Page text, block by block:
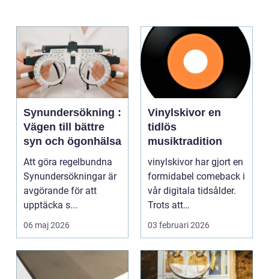
Synundersökning :
Vägen till bättre
syn och ögonhälsa
Att göra regelbundna
Synundersökningar är
avgörande för att
upptäcka s...
06 maj 2026
Vinylskivor en
tidlös
musiktradition
vinylskivor har gjort en
formidabel comeback i
vår digitala tidsålder.
Trots att
musikstreaming är m...
03 februari 2026